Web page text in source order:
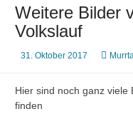
Weitere Bilder
Volkslauf
31. Oktober 2017
Hier sind noch ganz viele
finden